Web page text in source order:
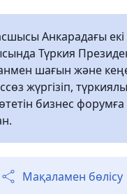
Анкарадағы екі
Түркия
шағын және
жүргізіп,
бизнес
Мақаламен бөлісу